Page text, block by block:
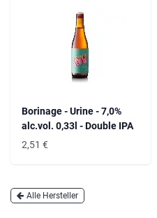
Borinage - Urine - 7,0%
alc.vol. 0,33l - Double IPA
2,51 €
Alle Hersteller